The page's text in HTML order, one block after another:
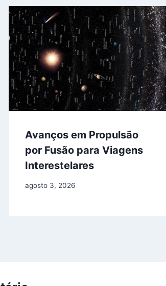
Avanços em Propulsão
por Fusão para Viagens
Interestelares
agosto 3, 2026